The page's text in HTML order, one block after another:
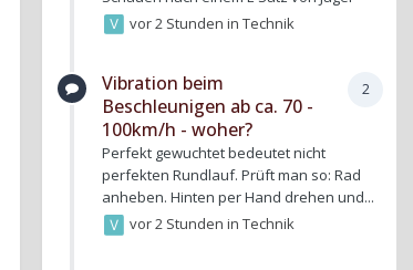
vor 2 Stunden inTechnik
2
Vibration beim
Beschleunigen ab ca. 70 -
100km/h - woher?
Perfekt gewuchtet bedeutet nicht
perfekten Rundlauf. Prüft man so: Rad
anheben. Hinten per Hand drehen und...
vor 2 Stunden inTechnik